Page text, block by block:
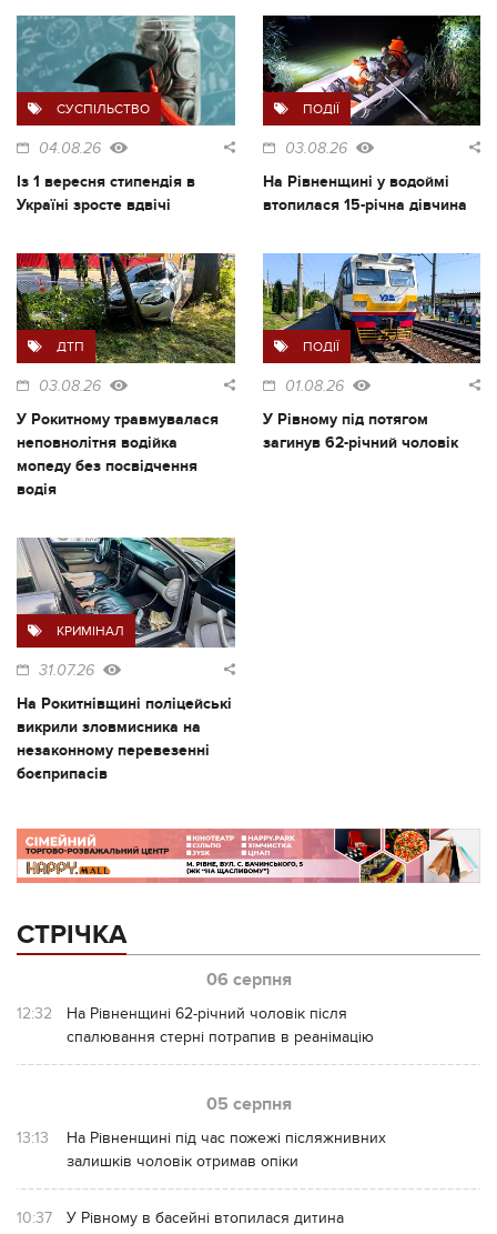
СУСПІЛЬСТВО
04.08.26
Із 1 вересня стипендія в
Україні зросте вдвічі
ПОДІЇ
03.08.26
На Рівненщині у водоймі
втопилася 15-річна дівчина
ДТП
03.08.26
У Рокитному травмувалася
неповнолітня водійка
мопеду без посвідчення
водія
ПОДІЇ
01.08.26
У Рівному під потягом
загинув 62-річний чоловік
КРИМІНАЛ
31.07.26
На Рокитнівщині поліцейські
викрили зловмисника на
незаконному перевезенні
боєприпасів
СТРІЧКА
06 серпня
12:32
На Рівненщині 62-річний чоловік після
спалювання стерні потрапив в реанімацію
05 серпня
13:13
На Рівненщині під час пожежі післяжнивних
залишків чоловік отримав опіки
10:37 У Рівному в басейні втопилася дитина